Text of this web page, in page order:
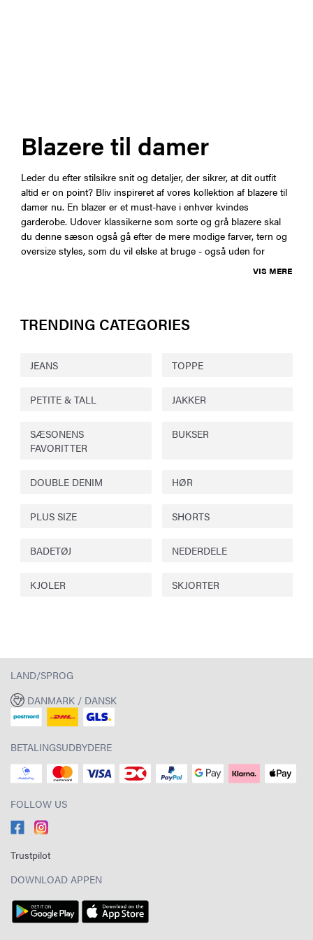
Blazere til damer
Leder du efter stilsikre snit og detaljer, der sikrer, at dit outfit
altid er on point? Bliv inspireret af vores kollektion af blazere til
damer nu. En blazer er et must-have i enhver kvindes
garderobe. Udover klassikerne som sorte og grå blazere skal
du denne sæson også gå efter de mere modige farver, tern og
oversize styles, som du vil elske at bruge - også uden for
VIS MERE
TRENDING CATEGORIES
JEANS TOPPE
PETITE & TALL JAKKER
SÆSONENS
FAVORITTER
BUKSER
DOUBLE DENIM HØR
PLUS SIZE SHORTS
BADETØJ NEDERDELE
KJOLER SKJORTER
LAND/SPROG
DANMARK / DANSK
BETALINGSUDBYDERE
FOLLOW US
Trustpilot
DOWNLOAD APPEN